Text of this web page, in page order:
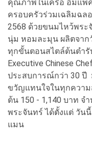
คุณภาพในเครือ อิมแพ็
ครอบครัวร่วมเฉลิมฉล
2568 ด้วยขนมไหว้พระ
นุ่ม หอมละมุน ผลิตจา
ทุกขั้นตอนสไตล์ต้นตำรั
Executive Chinese
ประสบการณ์กว่า 30 ปี
ขวัญแทนใจในทุกควา
ต้น 150 - 1,140 บาท จ
พระจันทร์ ได้ตั้งแต่ วัน
แมน